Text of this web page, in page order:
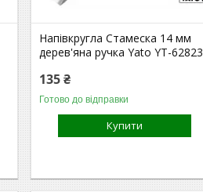
Напівкругла Стамеска 14 мм
дерев'яна ручка Yato YT-62823
135 ₴
Готово до відправки
Купити